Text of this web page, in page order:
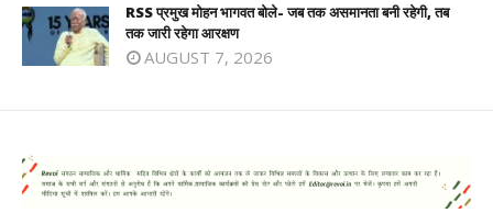
RSS प्रमुख मोहन भागवत बोले- जब तक असमानता बनी रहेगी, तब
तक जारी रहेगा आरक्षण
AUGUST 7, 2026